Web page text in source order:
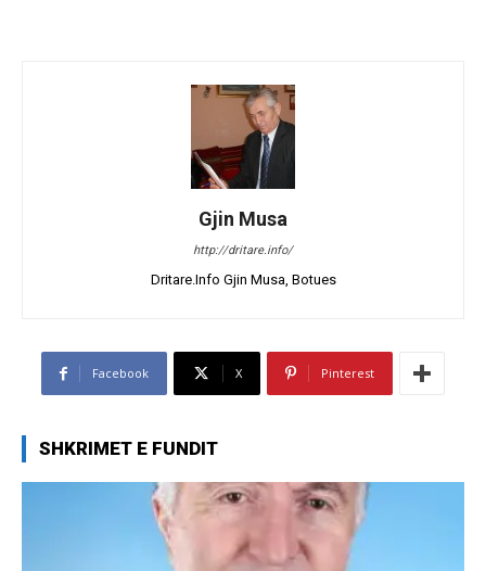
Gjin Musa
http://dritare.info/
Dritare.Info Gjin Musa, Botues
Facebook X Pinterest
SHKRIMET E FUNDIT